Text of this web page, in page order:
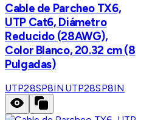
Cable de Parcheo TX6,
UTP Cat6, Diámetro
Reducido (28AWG),
Color Blanco, 20.32 cm (8
Pulgadas)
UTP28SP8IN UTP28SP8IN